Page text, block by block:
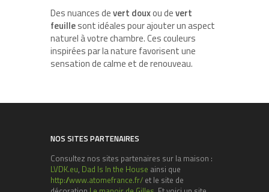
Des nuances devert douxou devert
feuillesont idéales pour ajouter un aspect
naturel à votre chambre. Ces couleurs
inspirées par la nature favorisent une
sensation de calme et de renouveau.
NOS SITES PARTENAIRES
Consultez nos sites partenaires sur la maison :
LVDK.eu, Dad Is In the House ainsi que
http://www.atomefrance.fr/ et le site de